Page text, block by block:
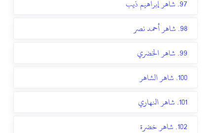
97. شاهر إبراهيم ذيب
98. شاهر أحمد نصر
99. شاهر الخضري
100. شاهر الشاهر
101. شاهر النهاري
102. شاهر خضرة